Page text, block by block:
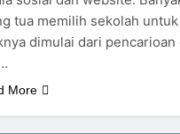
tua memilih sekolah untuk
dimulai dari
More